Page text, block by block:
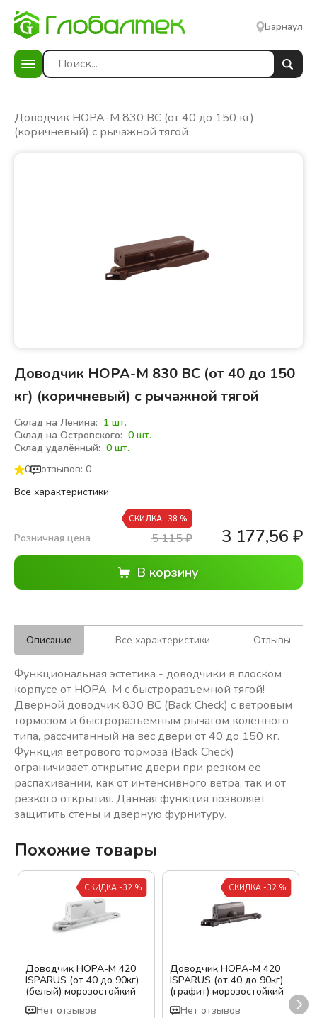
Барнаул
Доводчик НОРА-М 830 ВС (от 40 до 150 кг)
(коричневый) с рычажной тягой
Доводчик НОРА-М 830 ВС (от 40 до 150
кг) (коричневый) с рычажной тягой
Склад на Ленина: 1 шт.
Склад на Островского: 0 шт.
Склад удалённый: 0 шт.
0
отзывов: 0
Все характеристики
Розничная цена 5 115₽
СКИДКА -38 %
3 177,56 ₽
Описание Все характеристики Отзывы
Функциональная эстетика - доводчики в плоском
корпусе от НОРА-М с быстроразъемной тягой!
Дверной доводчик 830 BC (Back Check) с ветровым
тормозом и быстроразъемным рычагом коленного
типа, рассчитанный на вес двери от 40 до 150 кг.
Функция ветрового тормоза (Back Check)
ограничивает открытие двери при резком ее
распахивании, как от интенсивного ветра, так и от
резкого открытия. Данная функция позволяет
защитить стены и дверную фурнитуру.
Похожие товары
СКИДКА -32 %
Доводчик НОРА-М 420
ISPARUS (от 40 до 90кг)
(белый) морозостойкий
Нет отзывов
СКИДКА -32 %
Доводчик НОРА-М 420
ISPARUS (от 40 до 90кг)
(графит) морозостойкий
Нет отзывов